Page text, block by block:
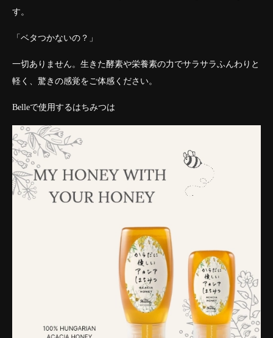
す。
「ベタつかないの？」
一切ありません。生きた酵素や栄養素の力でサラサラふんわりと
軽く、驚きの感覚をご体感ください。
Belleで使用するはちみつは